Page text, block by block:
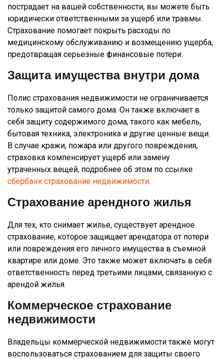
пострадает на вашей собственности, вы можете быть
юридически ответственными за ущерб или травмы.
Страхование помогает покрыть расходы по
медицинскому обслуживанию и возмещению ущерба,
предотвращая серьезные финансовые потери.
Защита имущества внутри дома
Полис страхования недвижимости не ограничивается
только защитой самого дома. Он также включает в
себя защиту содержимого дома, такого как мебель,
бытовая техника, электроника и другие ценные вещи.
В случае кражи, пожара или другого повреждения,
страховка компенсирует ущерб или замену
утраченных вещей, подробнее об этом по ссылке
сбербанк страхование недвижимости.
Страхование арендного жилья
Для тех, кто снимает жилье, существует арендное
страхование, которое защищает арендатора от потери
или повреждения его личного имущества в съемной
квартире или доме. Это также может включать в себя
ответственность перед третьими лицами, связанную с
арендой жилья.
Коммерческое страхование
недвижимости
Владельцы коммерческой недвижимости также могут
воспользоваться страхованием для защиты своего